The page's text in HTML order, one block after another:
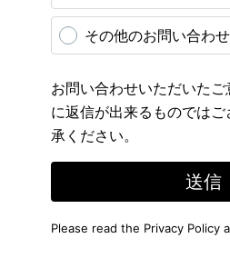
その他のお問い合わせ
お問い合わせいただいた
に返信が出来るものでは
承ください。
送信
Please read the Privacy Policy